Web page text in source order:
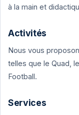
à la main et
Activités
Nous vous
telles que le Quad,
Football.
Services